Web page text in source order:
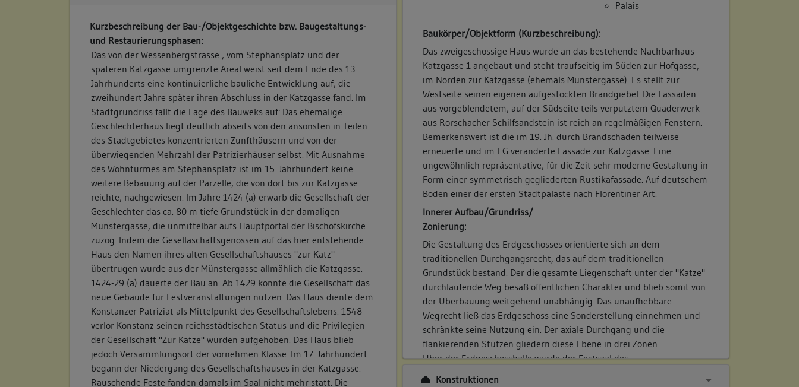
Kurzbeschreibung der Bau-/Objektgeschichte bzw. Baugestaltungs-
und Restaurierungsphasen:
Das von der Wessenbergstrasse , vom Stephansplatz und der
späteren Katzgasse umgrenzte Areal weist seit dem Ende des 13.
Jahrhunderts eine kontinuierliche bauliche Entwicklung auf, die
zweihundert Jahre später ihren Abschluss in der Katzgasse fand. Im
Stadtgrundriss fällt die Lage des Bauweks auf: Das ehemalige
Geschlechterhaus liegt deutlich abseits von den ansonsten in Teilen
des Stadtgebietes konzentrierten Zunfthäusern und von der
überwiegenden Mehrzahl der Patrizierhäuser selbst. Mit Ausnahme
des Wohnturmes am Stephansplatz ist im 15. Jahrhundert keine
weitere Bebauung auf der Parzelle, die von dort bis zur Katzgasse
reichte, nachgewiesen. Im Jahre 1424 (a) erwarb die Gesellschaft der
Geschlechter das ca. 80 m tiefe Grundstück in der damaligen
Münstergasse, die unmittelbar aufs Hauptportal der Bischofskirche
zuzog. Indem die Gesellaschaftsgenossen auf das hier entstehende
Haus den Namen ihres alten Gesellschaftshauses "zur Katz"
übertrugen wurde aus der Münstergasse allmählich die Katzgasse.
1424-29 (a) dauerte der Bau an. Ab 1429 konnte die Gesellschaft das
neue Gebäude für Festveranstaltungen nutzen. Das Haus diente dem
Konstanzer Patriziat als Mittelpunkt des Gesellschaftslebens. 1548
verlor Konstanz seinen reichsstädtischen Status und die Privilegien
der Gesellschaft "Zur Katze" wurden aufgehoben. Das Haus blieb
jedoch Versammlungsort der vornehmen Klasse. Im 17. Jahrhundert
begann der Niedergang des Gesellschaftshauses in der Katzgasse.
Rauschende Feste fanden damals im Saal nicht mehr statt. Die
Palais
Baukörper/Objektform (Kurzbeschreibung):
Das zweigeschossige Haus wurde an das bestehende Nachbarhaus
Katzgasse 1 angebaut und steht traufseitig im Süden zur Hofgasse,
im Norden zur Katzgasse (ehemals Münstergasse). Es stellt zur
Westseite seinen eigenen aufgestockten Brandgiebel. Die Fassaden
aus vorgeblendetem, auf der Südseite teils verputztem Quaderwerk
aus Rorschacher Schilfsandstein ist reich an regelmäßigen Fenstern.
Bemerkenswert ist die im 19. Jh. durch Brandschäden teilweise
erneuerte und im EG veränderte Fassade zur Katzgasse. Eine
ungewöhnlich repräsentative, für die Zeit sehr moderne Gestaltung in
Form einer symmetrisch gegliederten Rustikafassade. Auf deutschem
Boden einer der ersten Stadtpaläste nach Florentiner Art.
Innerer Aufbau/Grundriss/
Zonierung:
Die Gestaltung des Erdgeschosses orientierte sich an dem
traditionellen Durchgangsrecht, das auf dem traditionellen
Grundstück bestand. Der die gesamte Liegenschaft unter der "Katze"
durchlaufende Weg besaß öffentlichen Charakter und blieb somit von
der Überbauung weitgehend unabhängig. Das unaufhebbare
Wegrecht ließ das Erdgeschoss eine Sonderstellung einnehmen und
schränkte seine Nutzung ein. Der axiale Durchgang und die
flankierenden Stützen gliedern diese Ebene in drei Zonen.
Über der Erdgeschosshalle wurde der Festsaal des
Konstruktionen